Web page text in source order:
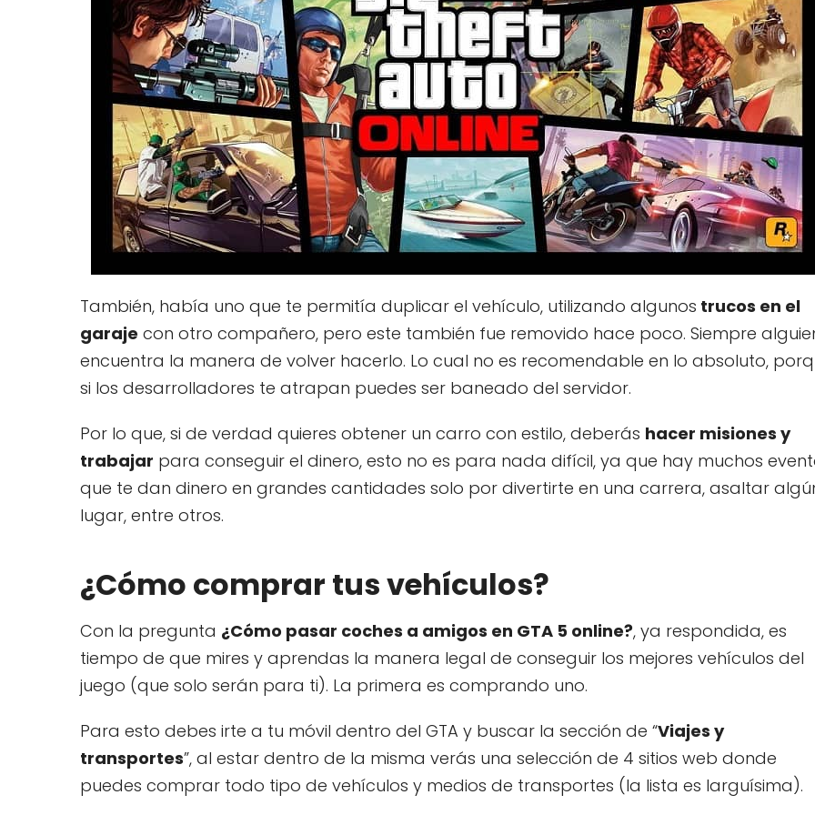
También, había uno que te permitía duplicar el vehículo, utilizando algunos trucos en el
garaje con otro compañero, pero este también fue removido hace poco. Siempre
encuentra la manera de volver hacerlo. Lo cual no es recomendable en lo absoluto,
si los desarrolladores te atrapan puedes ser baneado del servidor.
Por lo que, si de verdad quieres obtener un carro con estilo, deberás hacer misiones y
trabajar para conseguir el dinero, esto no es para nada difícil, ya que hay muchos
que te dan dinero en grandes cantidades solo por divertirte en una carrera, asaltar
lugar, entre otros.
¿Cómo comprar tus vehículos?
Con la pregunta ¿Cómo pasar coches a amigos en GTA 5 online?, ya respondida, es
tiempo de que mires y aprendas la manera legal de conseguir los mejores vehículos del
juego (que solo serán para ti). La primera es comprando uno.
Para esto debes irte a tu móvil dentro del GTA y buscar la sección de “Viajes y
transportes”, al estar dentro de la misma verás una selección de 4 sitios web donde
puedes comprar todo tipo de vehículos y medios de transportes (la lista es larguísima).